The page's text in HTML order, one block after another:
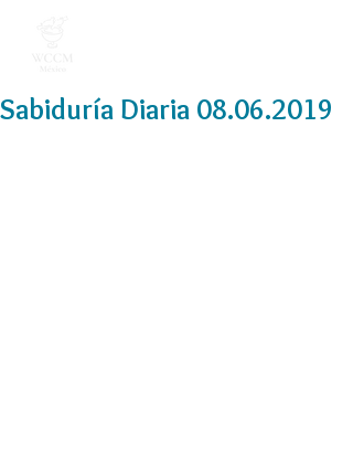
Sabiduría Diaria 08.06.2019